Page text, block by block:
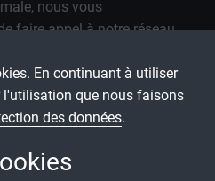
nous vous
faire appel à notre réseau
pour assurer une pose
parfaite avec la serrure, et le
sécurité. Avec Picard Serrures,
En continuant à utiliser
l'utilisation que nous faisons
des données.